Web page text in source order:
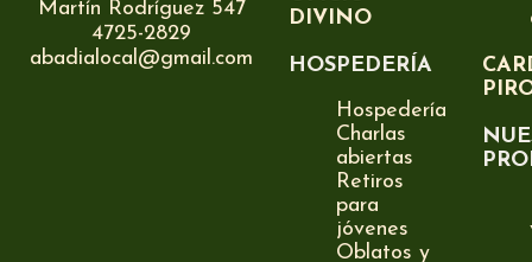
Martín Rodríguez 547
4725-2829
abadialocal@gmail.com
DIVINO
HOSPEDERÍA
Hospedería
Charlas
abiertas
Retiros
para
jóvenes
Oblatos y